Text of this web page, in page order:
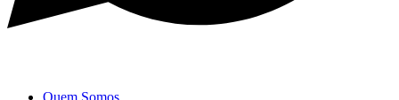
Quem Somos